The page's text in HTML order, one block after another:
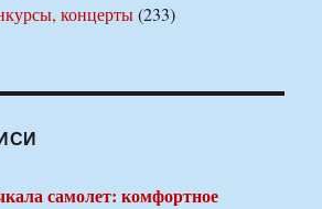
концерты(233)
самолет: комфортное